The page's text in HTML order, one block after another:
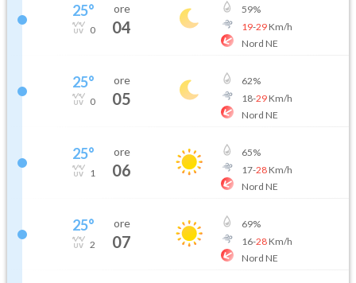
25°
0
ore
04
59%
19-29Km/h
Nord NE
25°
0
ore
05
62%
18-29Km/h
Nord NE
25°
1
ore
06
65%
17-28Km/h
Nord NE
25°
2
ore
07
69%
16-28Km/h
Nord NE